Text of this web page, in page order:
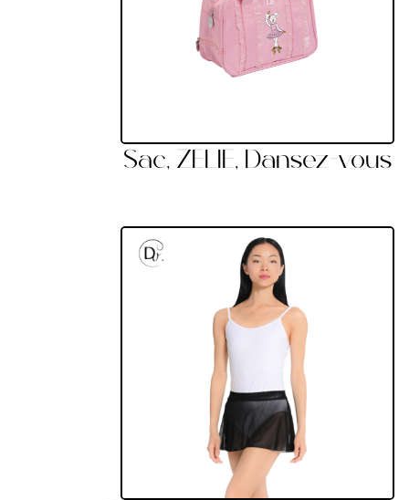
Sac, ZELIE, Dansez-vous